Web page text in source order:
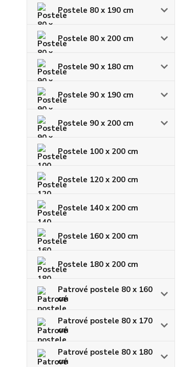
Postele 80 x 190 cm
Postele 80 x 200 cm
Postele 90 x 180 cm
Postele 90 x 190 cm
Postele 90 x 200 cm
Postele 100 x 200 cm
Postele 120 x 200 cm
Postele 140 x 200 cm
Postele 160 x 200 cm
Postele 180 x 200 cm
Patrové postele 80 x 160
cm
Patrové postele 80 x 170
cm
Patrové postele 80 x 180
cm